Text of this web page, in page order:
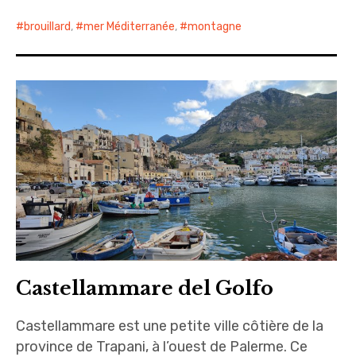
brouillard, mer Méditerranée, montagne
Castellammare del Golfo
Castellammare est une petite ville côtière de la
province de Trapani, à l’ouest de Palerme. Ce